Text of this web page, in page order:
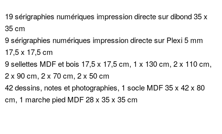
19 sérigraphies numériques impression directe sur dibond 35 x
35 cm
9 sérigraphies numériques impression directe sur Plexi 5 mm
17,5 x 17,5 cm
9 sellettes MDF et bois 17,5 x 17,5 cm, 1 x 130 cm, 2 x 110 cm,
2 x 90 cm, 2 x 70 cm, 2 x 50 cm
42 dessins, notes et photographies, 1 socle MDF 35 x 42 x 80
cm, 1 marche pied MDF 28 x 35 x 35 cm